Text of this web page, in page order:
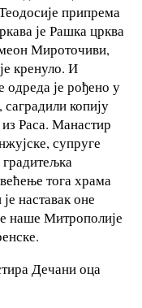
припрема
је Рашка црква
Мироточиви,
кренуло. И
је рођено у
копију
Раса. Манастир
супруге
тога храма
наставак оне
наше Митрополије
Дечани оца